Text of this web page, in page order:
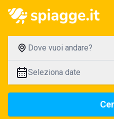
Dove vuoi andare?
Seleziona date